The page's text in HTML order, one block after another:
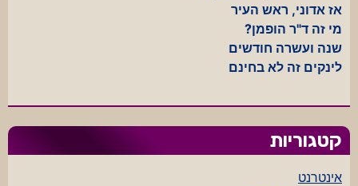
אז אדוני, ראש העיר
מי זה ד"ר הופמן?
שנה ועשרה חודשים
לינקים זה לא בחינם
קטגוריות
אינטרנט